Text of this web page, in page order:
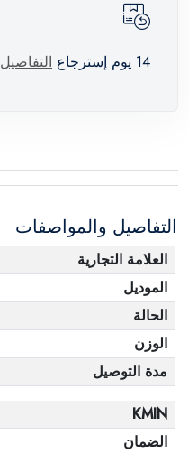
14 يوم إسترجاع التفاصيل
التفاصيل والمواصفات
العلامة التجارية
الموديل
الحالة
الوزن
مدة التوصيل
KMIN
الضمان